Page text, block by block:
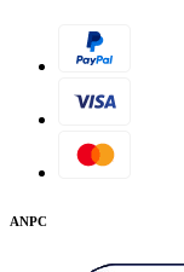
ANPC